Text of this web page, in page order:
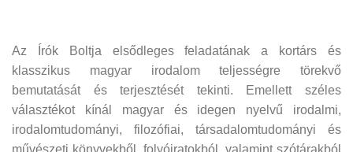
Az Írók Boltja elsődleges feladatának a kortárs és
klasszikus magyar irodalom teljességre törekvő
bemutatását és terjesztését tekinti. Emellett széles
választékot kínál magyar és idegen nyelvű irodalmi,
irodalomtudományi, filozófiai, társadalomtudományi és
művészeti könyvekből, folyóiratokból, valamint szótárakból